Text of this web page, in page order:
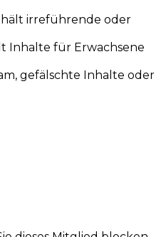
irreführende oder
Inhalte für Erwachsene
gefälschte Inhalte oder